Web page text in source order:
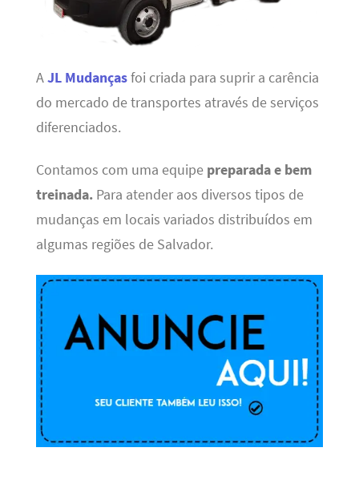
AJL Mudançasfoi criada para suprir a carência
do mercado de transportes através de serviços
diferenciados.
Contamos com uma equipe preparada e bem
treinada.Para atender aos diversos tipos de
mudanças em locais variados distribuídos em
algumas regiões de Salvador.